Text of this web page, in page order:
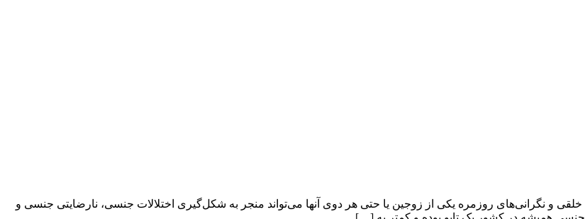
و نگرانی‌های روزمره یکی از زوجین یا حتی هر دوی آنها می‌تواند منجر به شکل‌گیری اختلالات جنسی، نارضایتی جنسی و